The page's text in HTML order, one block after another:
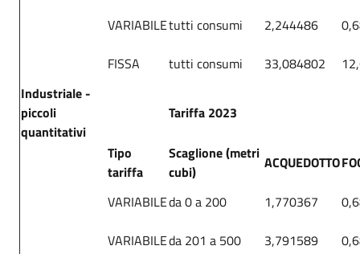
VARIABILEtutti consumi 2,244486
FISSA
tutti consumi 33,084802
Industriale -
piccoli
quantitativi
Tariffa 2023
Tipo
tariffa
Scaglione (metri
cubi)
ACQUEDOTTO
VARIABILEda 0 a 200 1,770367
VARIABILEda 201 a 500 3,791589